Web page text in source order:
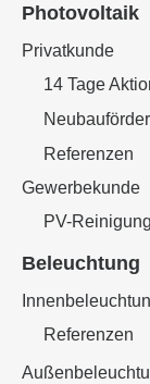
Photovoltaik
Privatkunde
14 Tage
Referenzen
Gewerbekunde
PV-Reinigung
Beleuchtung
Referenzen